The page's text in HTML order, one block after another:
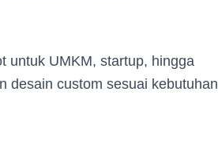
untuk UMKM, startup, hingga
desain custom sesuai kebutuhan